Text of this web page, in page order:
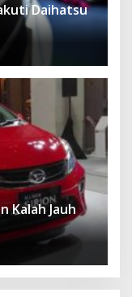
Daihatsu
Kalah Jauh